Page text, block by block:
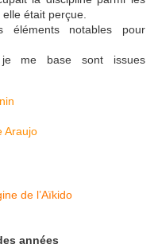
était perçue.
notables pour
je me base sont issues
Araujo
années